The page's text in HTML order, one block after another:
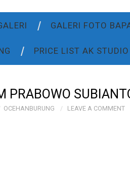
GALERI FOTO
PRICE LIST AK
PRABOWO
OCEHANBURUNG LEAVE A COMMENT